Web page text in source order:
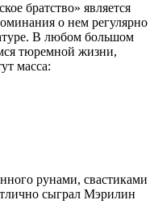
братство» является
о нем регулярно
В любом большом
тюремной жизни,
масса:
рунами, свастиками
сыграл Мэрилин